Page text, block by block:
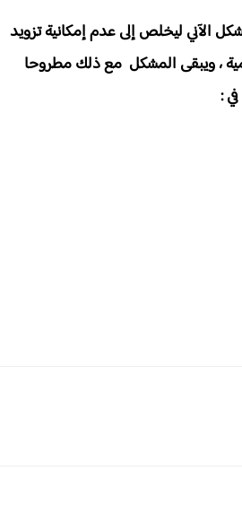
اﻵني ليخلص إلى عدم إمكانية تزويد
، ويبقى المشكل مع ذلك مطروحا
: